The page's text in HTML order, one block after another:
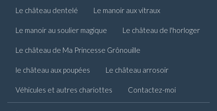
Le château dentelé Le manoir aux vitraux
Le manoir au soulier magique Le château de l'horloger
Le château de Ma Princesse Grônouille
le château aux poupées Le château arrosoir
Véhicules et autres chariottes Contactez-moi